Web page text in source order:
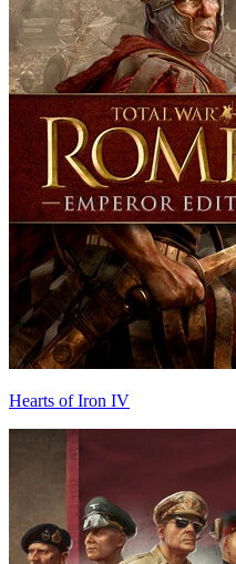
Hearts of Iron IV